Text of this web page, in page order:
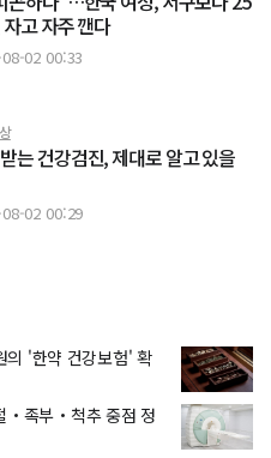
고 자주 깬다
02 00:33
는 건강검진, 제대로 알고 있을
02 00:29
의 '한약 건강보험' 확
・족부・척추 중점 정